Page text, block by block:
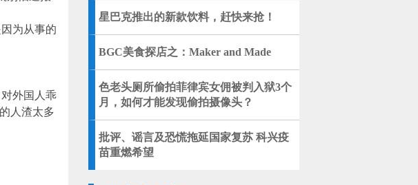
为从事的
外国人乖
人渣太多
星巴克推出的新款饮料，赶快来抢！
BGC美食探店之：Maker and Made
色老头厕所偷拍菲律宾女佣被判入狱3个
月，如何才能发现偷拍摄像头？
批评、谣言及恐慌拖延国家复苏 科兴疫
苗重燃希望